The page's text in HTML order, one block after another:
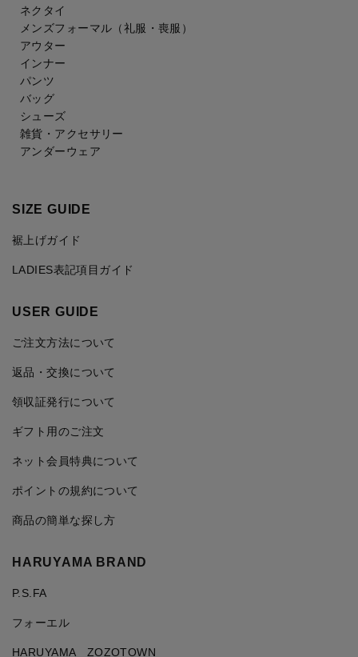
ネクタイ
メンズフォーマル （礼服・喪服）
アウター
インナー
パンツ
バッグ
シューズ
雑貨・アクセサリー
アンダーウェア
SIZE GUIDE
裾上げガイド
LADIES表記項目ガイド
USER GUIDE
ご注文方法について
返品・交換について
領収証発行について
ギフト用のご注文
ネット会員特典について
ポイントの規約について
商品の簡単な探し方
HARUYAMA BRAND
P.S.FA
フォーエル
HARUYAMA ZOZOTOWN